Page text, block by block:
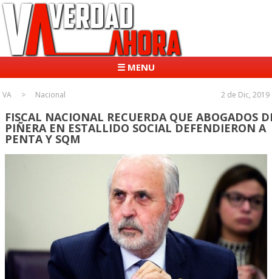
☰ MENU
VA Nacional 2 de Dic, 2019
FISCAL NACIONAL RECUERDA QUE ABOGADOS
PIÑERA EN ESTALLIDO SOCIAL DEFENDIERON A
PENTA Y SQM